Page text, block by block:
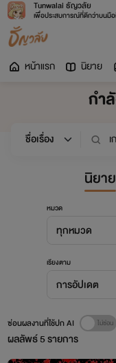
Tunwalai ธัญวลัย
เพื่อประสบการณ์ที่ดีกว่าบนมื
หน้าแรก นิยาย
กำ
นิยาย
หมวด
ทุกหมวด
เรียงตาม
การอัปเดต
ผลลัพธ์5รายการ
ซ่อนผลงานที่ใช้ปก AI